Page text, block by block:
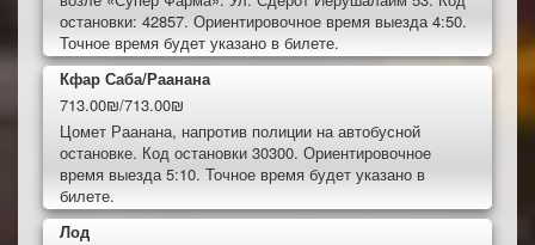
остановки: 42857. Ориентировочное время выезда 4:50.
Точное время будет указано в билете.
Кфар Саба/Раанана
713.00₪/713.00₪
Цомет Раанана, напротив полиции на автобусной
остановке. Код остановки 30300. Ориентировочное
время выезда 5:10. Точное время будет указано в
билете.
Лод